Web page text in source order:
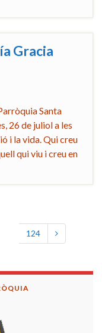
Gracia
Santa
26 de juliol a les
i la vida. Qui creu
qui viu i creu en
124